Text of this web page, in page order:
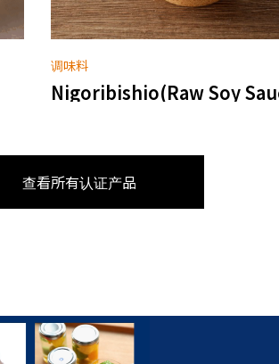
寿司、面类及面包
Kishu Aseha Sushi
查看所有认证产品